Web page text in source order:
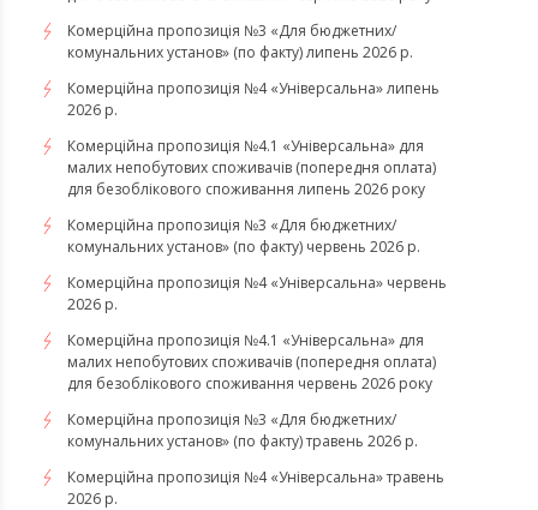
Комерційна пропозиція №3 «Для бюджетних/
комунальних установ» (по факту) липень 2026 р.
Комерційна пропозиція №4 «Універсальна» липень
2026 р.
Комерційна пропозиція №4.1 «Універсальна» для
малих непобутових споживачів (попередня оплата)
для безоблікового споживання липень 2026 року
Комерційна пропозиція №3 «Для бюджетних/
комунальних установ» (по факту) червень 2026 р.
Комерційна пропозиція №4 «Універсальна» червень
2026 р.
Комерційна пропозиція №4.1 «Універсальна» для
малих непобутових споживачів (попередня оплата)
для безоблікового споживання червень 2026 року
Комерційна пропозиція №3 «Для бюджетних/
комунальних установ» (по факту) травень 2026 р.
Комерційна пропозиція №4 «Універсальна» травень
2026 р.